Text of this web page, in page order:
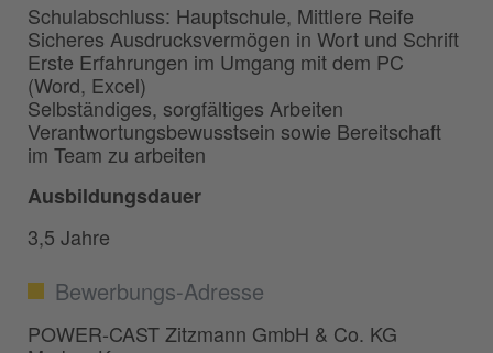
Schulabschluss: Hauptschule, Mittlere Reife
Sicheres Ausdrucksvermögen in Wort und Schrift
Erste Erfahrungen im Umgang mit dem PC
(Word, Excel)
Selbständiges, sorgfältiges Arbeiten
Verantwortungsbewusstsein sowie Bereitschaft
im Team zu arbeiten
Ausbildungsdauer
3,5 Jahre
Bewerbungs-Adresse
POWER-CAST Zitzmann GmbH & Co. KG